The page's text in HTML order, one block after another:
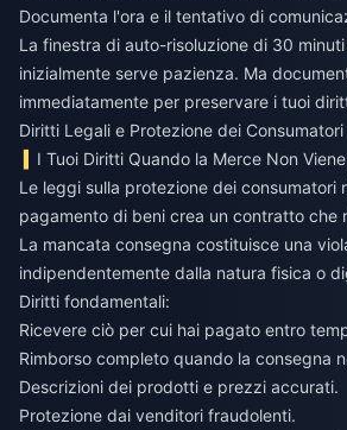
Documenta l'ora e il tentativo di
La finestra di auto-risoluzione di 30
inizialmente serve pazienza. Ma
immediatamente per preservare i tuoi
Diritti Legali e Protezione dei Consumatori
I Tuoi Diritti Quando la Merce Non
Le leggi sulla protezione dei consumatori
pagamento di beni crea un contratto che
La mancata consegna costituisce una
indipendentemente dalla natura fisica o
Diritti fondamentali:
Ricevere ciò per cui hai pagato entro
Rimborso completo quando la consegna
Descrizioni dei prodotti e prezzi accurati.
Protezione dai venditori fraudolenti.